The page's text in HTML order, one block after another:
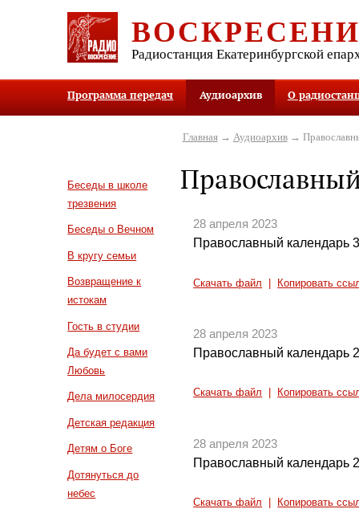
Радиостанция Екатеринбургской
Программа передач Аудиоархив О
Беседы в школе
трезвения
Беседы о Вечном
В кругу семьи
Возвращение к
истокам
Гость в студии
Да будет с вами
Любовь
Дела милосердия
Детская редакция
Детям о Боге
Дотянуться до
небес
Главная→ Аудиоархив→
28 апреля 2023
Православный календарь
Скачать файл Копировать
28 апреля 2023
Православный календарь
Скачать файл Копировать
28 апреля 2023
Православный календарь
Скачать файл Копировать